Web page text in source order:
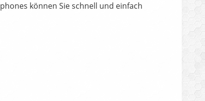
können Sie schnell und einfach